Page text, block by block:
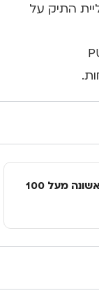
התיק על
ללקוחות חדשים! 10% הנחה בקנייה ראשונה מעל 100